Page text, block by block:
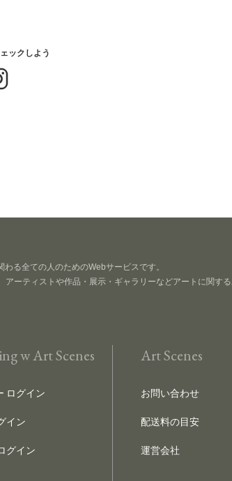
ックしよう
る全ての人のためのWebサービスです。
ーティストや作品・展示・ギャラリーなどアートに関す
w Art Scenes
ログイン
イン
グイン
Art Scenes
お問い合わせ
配送料の目安
運営会社